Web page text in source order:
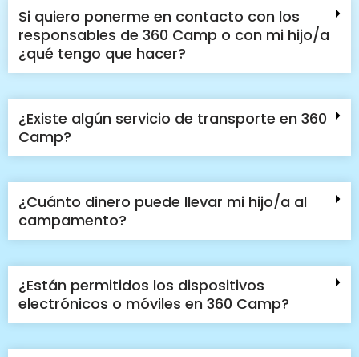
Si quiero ponerme en contacto con los
responsables de 360 Camp o con mi hijo/a
¿qué tengo que hacer?
¿Existe algún servicio de transporte en 360
Camp?
¿Cuánto dinero puede llevar mi hijo/a al
campamento?
¿Están permitidos los dispositivos
electrónicos o móviles en 360 Camp?